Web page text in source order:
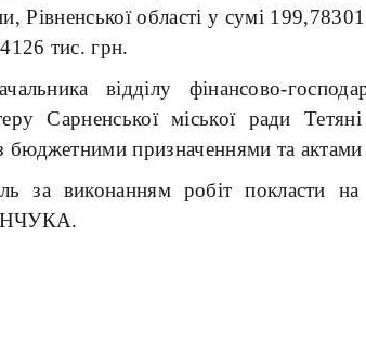
Рівненської області у сумі
тис. грн.
відділу фінансово-
Сарненської міської ради
бюджетними призначеннями та
за виконанням робіт покласти на